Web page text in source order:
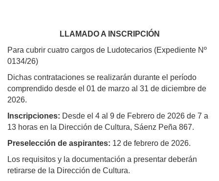
LLAMADO A INSCRIPCIÓN
Para cubrir cuatro cargos de Ludotecarios (Expediente Nº
0134/26)
Dichas contrataciones se realizarán durante el período
comprendido desde el 01 de marzo al 31 de diciembre de
2026.
Inscripciones: Desde el 4 al 9 de Febrero de 2026 de 7 a
13 horas en la Dirección de Cultura, Sáenz Peña 867.
Preselección de aspirantes: 12 de febrero de 2026.
Los requisitos y la documentación a presentar deberán
retirarse de la Dirección de Cultura.